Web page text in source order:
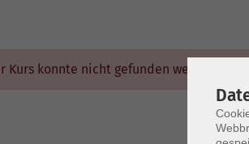
Kurs konnte nicht gefunden werden.